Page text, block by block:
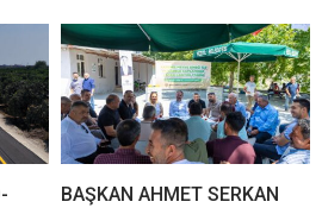
BAŞKAN AHMET SERKAN